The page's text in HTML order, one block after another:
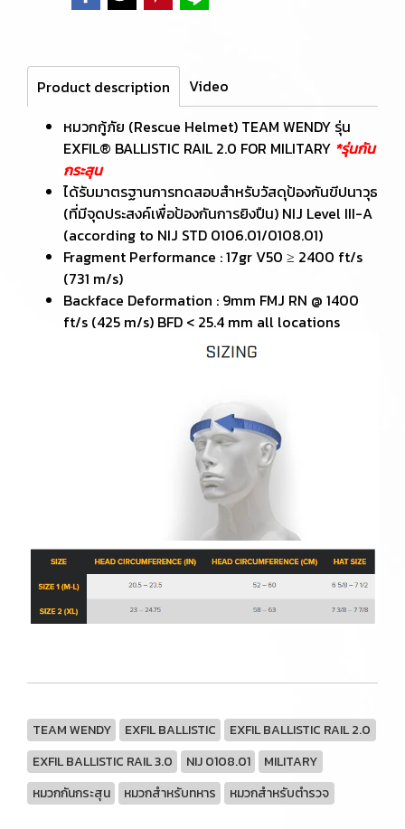
Product description
Video
หมวกกู้ภัย (Rescue Helmet) TEAM WENDY รุ่น
EXFIL® BALLISTIC RAIL 2.0 FOR MILITARY *รุ่นกัน
กระสุน
ได้รับมาตรฐานการทดสอบสำหรับวัสดุป้องกันขีปนาวุธ
(ที่มีจุดประสงค์เพื่อป้องกันการยิงปืน) NIJ Level III-A
(according to NIJ STD 0106.01/0108.01)
Fragment Performance : 17gr V50 ≥ 2400 ft/s
(731 m/s)
Backface Deformation : 9mm FMJ RN @ 1400
ft/s (425 m/s) BFD < 25.4 mm all locations
TEAM WENDY EXFIL BALLISTIC
EXFIL BALLISTIC RAIL 2.0
EXFIL BALLISTIC RAIL 3.0
NIJ 0108.01
MILITARY
หมวกกันกระสุน
หมวกสำหรับทหาร หมวกสำหรับตำรวจ